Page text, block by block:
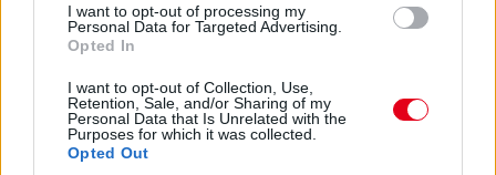
I want to opt-out of processing my
Personal Data for Targeted Advertising.
Opted In
I want to opt-out of Collection, Use,
Retention, Sale, and/or Sharing of my
Personal Data that Is Unrelated with the
Purposes for which it was collected.
Opted Out